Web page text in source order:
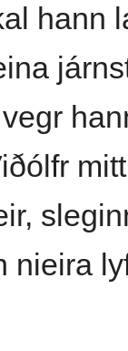
hann
nieira